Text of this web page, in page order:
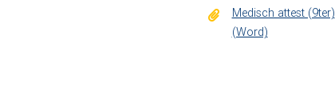
Medisch attest (9ter)
(Word)